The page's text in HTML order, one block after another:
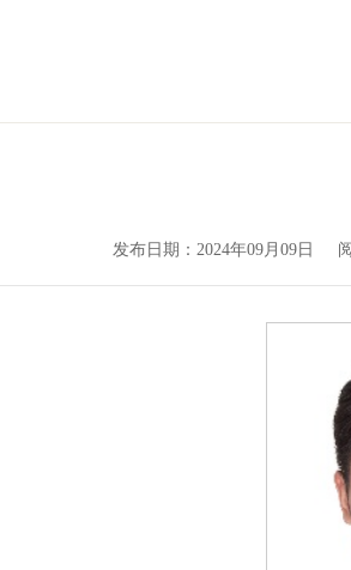
发布日期：2024年09月09日